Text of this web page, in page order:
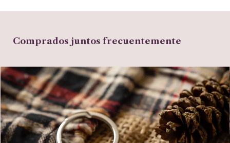
Comprados juntos frecuentemente